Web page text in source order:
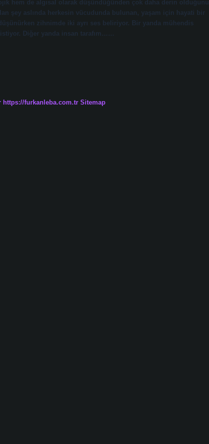
hem de algısal olarak düşündüğünden çok daha derin olduğunu
şey aslında herkesin vücudunda bulunan, yaşam için hayati bir
zihnimde iki ayrı ses beliriyor. Bir yanda mühendis
istiyor. Diğer yanda insan tarafım……
https://furkanleba.com.tr Sitemap